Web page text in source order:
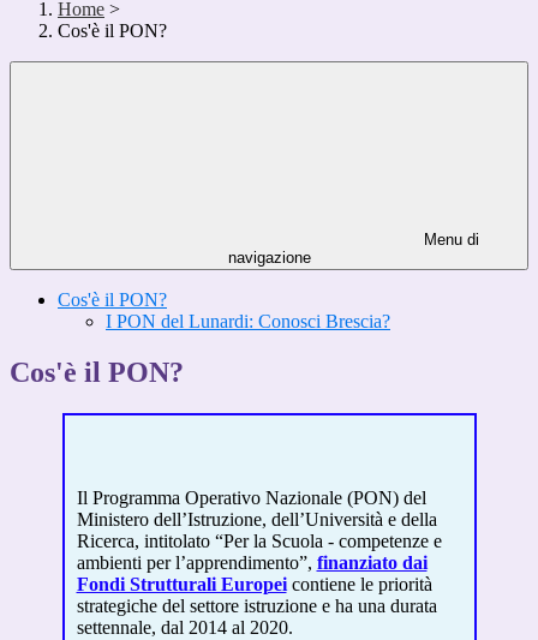
Home >
Cos'è il PON?
Menu di
navigazione
Cos'è il PON?
I PON del Lunardi: Conosci Brescia?
Cos'è il PON?
Il Programma Operativo Nazionale (PON) del
Ministero dell’Istruzione, dell’Università e della
Ricerca, intitolato “Per la Scuola - competenze e
ambienti per l’apprendimento”, finanziato dai
Fondi Strutturali Europei contiene le priorità
strategiche del settore istruzione e ha una durata
settennale, dal 2014 al 2020.